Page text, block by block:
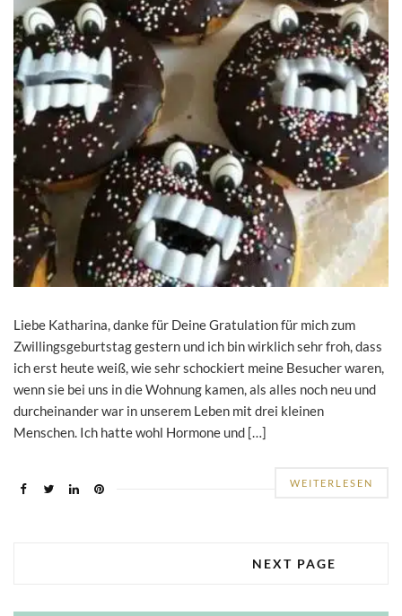
Liebe Katharina, danke für Deine Gratulation für mich zum
Zwillingsgeburtstag gestern und ich bin wirklich sehr froh, dass
ich erst heute weiß, wie sehr schockiert meine Besucher waren,
wenn sie bei uns in die Wohnung kamen, als alles noch neu und
durcheinander war in unserem Leben mit drei kleinen
Menschen. Ich hatte wohl Hormone und […]
WEITERLESEN
NEXT PAGE